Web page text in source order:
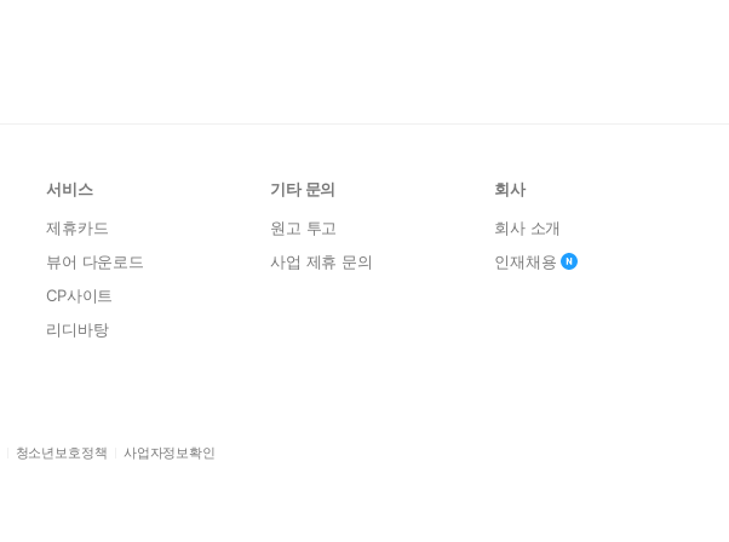
서비스
제휴카드
뷰어 다운로드
CP사이트
리디바탕
기타 문의
원고 투고
사업 제휴 문의
회사
회사 소개
인재채용
청소년보호정책 사업자정보확인